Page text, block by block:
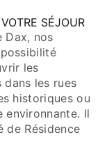
SÉJOUR
nos
les
les rues
historiques ou
environnante. Il
Résidence